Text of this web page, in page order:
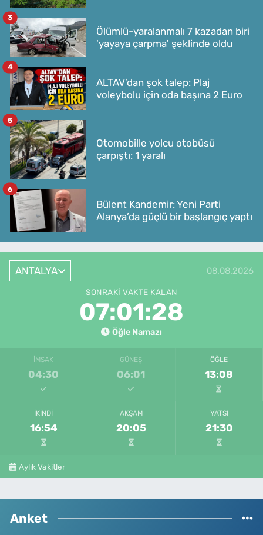
Ölümlü-yaralanmalı 7 kazadan biri
'yayaya çarpma' şeklinde oldu
3
ALTAV’dan şok talep: Plaj
voleybolu için oda başına 2 Euro
4
Otomobille yolcu otobüsü
çarpıştı: 1 yaralı
5
Bülent Kandemir: Yeni Parti
Alanya’da güçlü bir başlangıç yaptı
6
ANTALYA 08.08.2026
SONRAKI VAKTE KALAN
07:01:28
Öğle Namazı
İMSAK
04:30
GÜNEŞ
06:01
ÖĞLE
13:08
İKINDI
16:54
AKŞAM
20:05
YATSI
21:30
Aylık Vakitler
Anket